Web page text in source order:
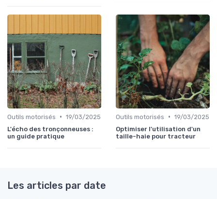
Outils motorisés • 19/03/2025
L'écho des tronçonneuses :
un guide pratique
Outils motorisés • 19/03/2025
Optimiser l'utilisation d'un
taille-haie pour tracteur
Les articles par date